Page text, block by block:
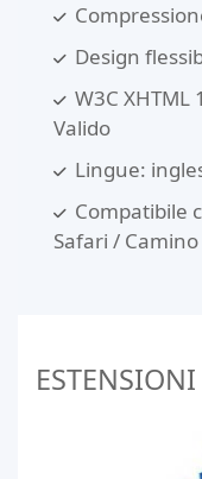
Design
W3C XHTML
Valido
Lingue:
Compatibile
Safari /
ESTENSIONI